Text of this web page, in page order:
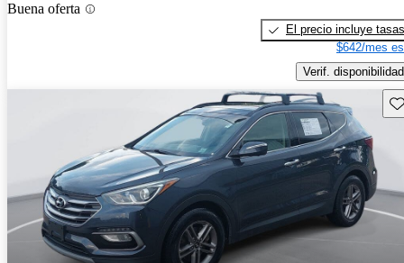
Buena oferta
El precio incluye tasas
$642/mes
Verif. disponibilidad